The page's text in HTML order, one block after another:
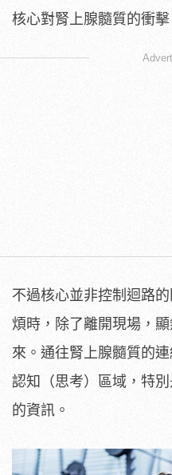
核心對腎上腺髓質的衝擊
不過核心並非控制迴路
煩時，除了離開現場，
來。通往腎上腺髓質的
認知（思考）區域，特
的資訊。